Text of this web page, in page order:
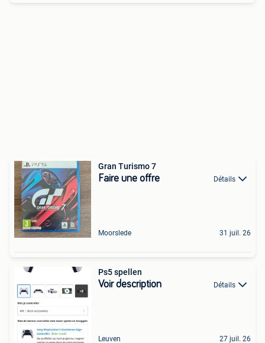
Gran Turismo 7
Faire une offre Détails
Moorslede 31 juil. 26
Ps5 spellen
Voir description Détails
Leuven 27 juil. 26